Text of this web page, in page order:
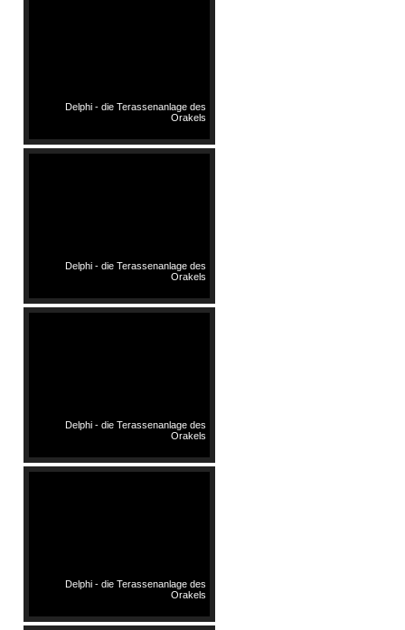
Delphi - die Terassenanlage des
Orakels
Delphi - die Terassenanlage des
Orakels
Delphi - die Terassenanlage des
Orakels
Delphi - die Terassenanlage des
Orakels